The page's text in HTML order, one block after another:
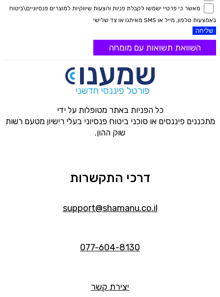
מאשר כי פרטיי ישמשו לקבלת פניות והצעות שיווקיות למוצרים פנסיוניים\ביטוח
באמצעות טלפון, מייל או SMS מאיתנו או צד שלישי
שליחה
השוואת תשואות עם מומחה
פורטל פיננסי חדשני
כל הפניות באתר מטופלות על ידי
מתכננים פיננסים או סוכני ביטוח פנסיוני בעלי רישיון מטעם רשות
שוק ההון.
דרכי התקשרות
support@shamanu.co.il
077-604-8130
יצירת קשר